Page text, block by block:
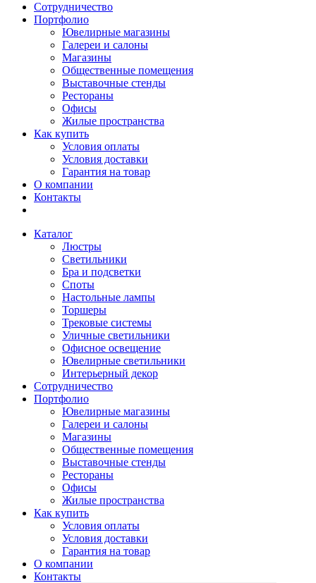
Сотрудничество
Портфолио
Ювелирные магазины
Галереи и салоны
Магазины
Общественные помещения
Выставочные стенды
Рестораны
Офисы
Жилые пространства
Как купить
Условия оплаты
Условия доставки
Гарантия на товар
О компании
Контакты
Каталог
Люстры
Светильники
Бра и подсветки
Споты
Настольные лампы
Торшеры
Трековые системы
Уличные светильники
Офисное освещение
Ювелирные светильники
Интерьерный декор
Сотрудничество
Портфолио
Ювелирные магазины
Галереи и салоны
Магазины
Общественные помещения
Выставочные стенды
Рестораны
Офисы
Жилые пространства
Как купить
Условия оплаты
Условия доставки
Гарантия на товар
О компании
Контакты